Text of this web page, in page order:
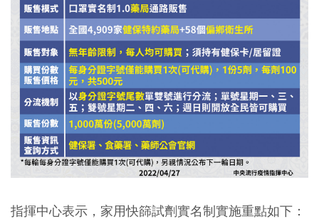
指揮中心表示，家用快篩試劑實名制實施重點如下：